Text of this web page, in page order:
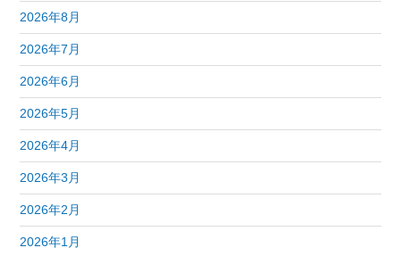
2026年8月
2026年7月
2026年6月
2026年5月
2026年4月
2026年3月
2026年2月
2026年1月